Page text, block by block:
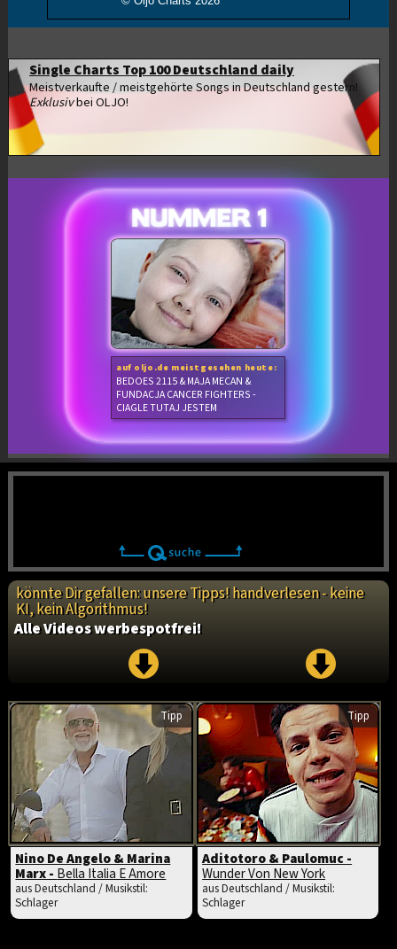
Single Charts Top 100 Deutschland daily
Meistverkaufte / meistgehörte Songs in Deutschland gestern!
Exklusivbei OLJO!
auf oljo.de meistgesehen heute:
BEDOES 2115 & MAJA MECAN &
FUNDACJA CANCER FIGHTERS -
CIAGLE TUTAJ JESTEM
könnte Dir gefallen: unsere Tipps! handverlesen - keine
KI, kein Algorithmus!
Alle Videos werbespotfrei!
Tipp
Nino De Angelo & Marina
Marx - Bella Italia E Amore
aus Deutschland / Musikstil:
Schlager
Tipp
Aditotoro & Paulomuc -
Wunder Von New York
aus Deutschland / Musikstil:
Schlager